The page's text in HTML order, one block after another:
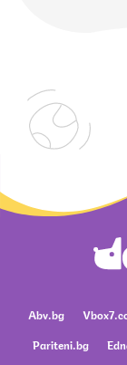
Abv.bg
Pariteni.bg